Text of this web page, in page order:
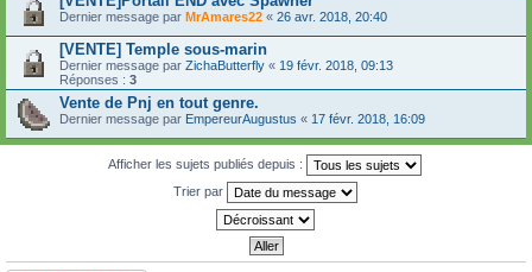
Dernier message par MrAmares22 « 26 avr. 2018, 20:40
[VENTE] Temple sous-marin
Dernier message par ZichaButterfly « 19 févr. 2018, 09:13
Réponses : 3
Vente de Pnj en tout genre.
Dernier message par EmpereurAugustus « 17 févr. 2018, 16:09
Afficher les sujets publiés depuis :
Trier par